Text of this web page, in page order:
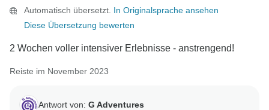
Automatisch übersetzt. In Originalsprache ansehen
Diese Übersetzung bewerten
2 Wochen voller intensiver Erlebnisse - anstrengend!
Reiste im November 2023
Antwort von: G Adventures